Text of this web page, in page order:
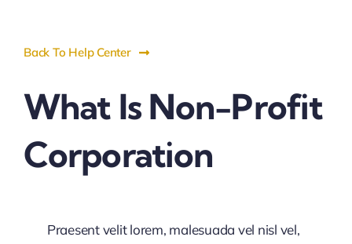
Back To Help Center
What Is Non-Profit
Corporation
Praesent velit lorem, malesuada vel nisl vel,